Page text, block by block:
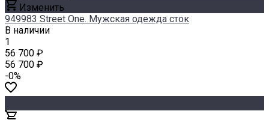
Изменить
949983 Street One. Мужская одежда сток
В наличии
1
56 700 ₽
56 700 ₽
-0%